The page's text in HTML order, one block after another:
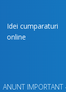
Idei cumparaturi
online
ANUNT